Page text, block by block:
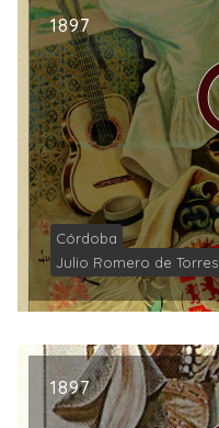
1897
Córdoba
Julio Romero de Torres
1897